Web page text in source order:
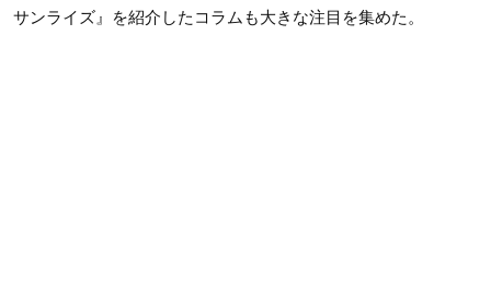
サンライズ』を紹介したコラムも大きな注目を集めた。